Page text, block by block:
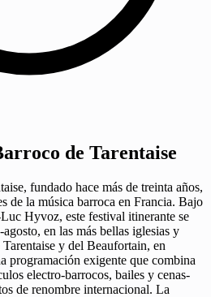
de Tarentaise
fundado hace más de treinta años,
de la música barroca en Francia. Bajo
Hyvoz, este festival itinerante se
en las más bellas iglesias y
y del Beaufortain, en
programación exigente que combina
electro-barrocos, bailes y cenas-
de renombre internacional. La